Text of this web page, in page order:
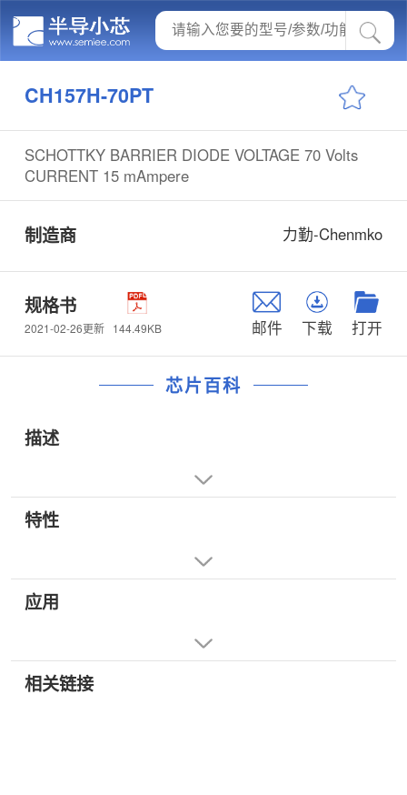
CH157H-70PT
SCHOTTKY BARRIER DIODE VOLTAGE 70 Volts
CURRENT 15 mAmpere
制造商 力勤-Chenmko
规格书
2021-02-26更新 144.49KB 邮件 下载 打开
芯片百科
描述
特性
应用
相关链接